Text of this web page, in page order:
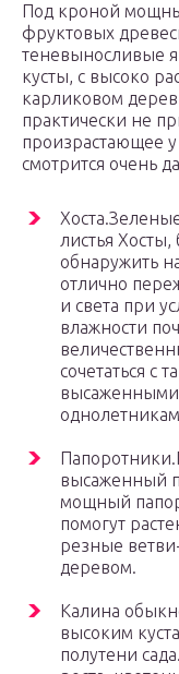
Под кроной
фруктовых
теневыносливые
кусты, с высоко
карликовом
практически не
произрастающее у
смотрится очень
листья
обнаружить
отлично
и света при
влажности
сочетаться с
высаженными
высаженный
мощный
помогут
резные
деревом.
Калина
высоким
полутени